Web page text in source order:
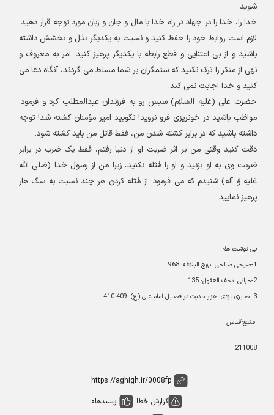
شوید.
خدا را، خدا را در جهاد در راه خدا با مال و جان و زبان مورد توجه قرار دهید.
لازم است روابط خود را حفظ کنید و نسبت به یکدیگر بذل و بخشش داشته
باشید و از بی اعتنایی و قطع رابطه با یکدیگر پرهیز کنید. امر به معروف و
نهی از منکر را ترک نکنید که ستمگران بر شما مسلط می گردند، آنگاه دعا می
کنید و خدا اجابت نمی کند.
حضرت علی (عَلیه السَلام) سپس رو به فرزندان عبدالمطلب کرد و فرمود:
مواظب باشید در خونریزی فرو نروید!نگویید امیر مؤمنان کشته شد! توجه
داشته باشید که در برابر کشته شدن من، فقط قاتل من باید کشته شود.
دقت کنید وقتی من بر اثر ضربت او از دنیا رفتم، فقط یک ضرب در برابر
ضربت وی به او بزنید و او را مُثله نکنید، زیرا من از رسول خدا (صَلى الله
عَلیه وَ آله) شنیدم که می فرمود: از مُثله کردن هر چند نسبت به سگ هار
پرهیز نمایید.
پی نوشت ها:
صبحی صالحی. نهج البلاغه: 968
.
حرانی. تحف العقول: 135
.
صابری یزدی. هزار حدیث در فضایل امام علی (ع): 409-410 .
منبع:قدس
211008
گزارش خطا پسندها0